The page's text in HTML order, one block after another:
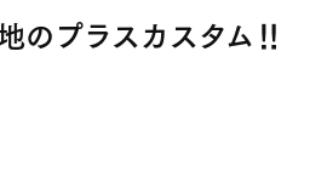
のプラスカスタム‼